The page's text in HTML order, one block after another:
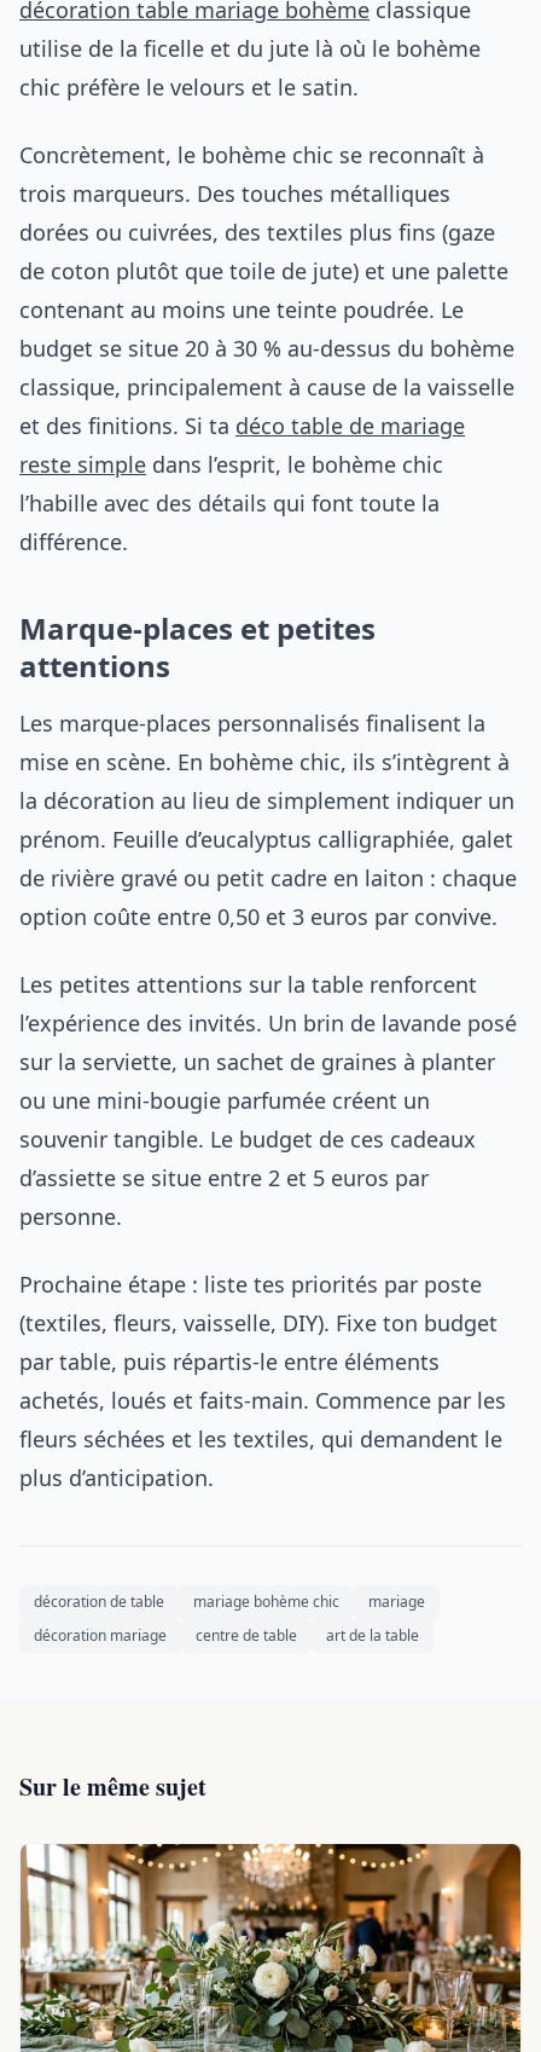
décoration table mariage bohème classique
utilise de la ficelle et du jute là où le bohème
chic préfère le velours et le satin.
Concrètement, le bohème chic se reconnaît à
trois marqueurs. Des touches métalliques
dorées ou cuivrées, des textiles plus fins (gaze
de coton plutôt que toile de jute) et une palette
contenant au moins une teinte poudrée. Le
budget se situe 20 à 30 % au-dessus du bohème
classique, principalement à cause de la vaisselle
et des finitions. Si ta déco table de mariage
reste simple dans l’esprit, le bohème chic
l’habille avec des détails qui font toute la
différence.
Marque-places et petites
attentions
Les marque-places personnalisés finalisent la
mise en scène. En bohème chic, ils s’intègrent à
la décoration au lieu de simplement indiquer un
prénom. Feuille d’eucalyptus calligraphiée, galet
de rivière gravé ou petit cadre en laiton : chaque
option coûte entre 0,50 et 3 euros par convive.
Les petites attentions sur la table renforcent
l’expérience des invités. Un brin de lavande posé
sur la serviette, un sachet de graines à planter
ou une mini-bougie parfumée créent un
souvenir tangible. Le budget de ces cadeaux
d’assiette se situe entre 2 et 5 euros par
personne.
Prochaine étape : liste tes priorités par poste
(textiles, fleurs, vaisselle, DIY). Fixe ton budget
par table, puis répartis-le entre éléments
achetés, loués et faits-main. Commence par les
fleurs séchées et les textiles, qui demandent le
plus d’anticipation.
décoration de table mariage bohème chic
mariage
décoration mariage
centre de table art de la table
Sur le même sujet